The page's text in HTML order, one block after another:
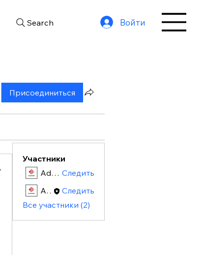
Search Войти
Присоединиться
Участники
Admin Следить
Admin
Следить
Все участники (2)